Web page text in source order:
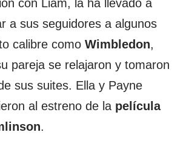
con Liam, la ha llevado a
a sus seguidores a algunos
calibre como Wimbledon,
pareja se relajaron y tomaron
sus suites. Ella y Payne
al estreno de la película
.